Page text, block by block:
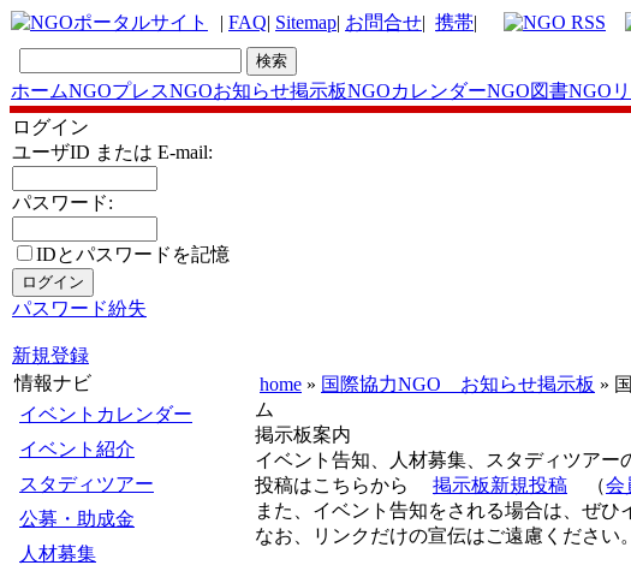
| FAQ| Sitemap| お問合せ| 携帯|
ホームNGOプレスNGOお知らせ掲示板NGOカレンダーNGO図書NGO
ログイン
ユーザID または E-mail:
パスワード:
IDとパスワードを記憶
パスワード紛失
新規登録
情報ナビ
イベントカレンダー
イベント紹介
スタディツアー
公募・助成金
人材募集
home » 国際協力NGO お知らせ掲示板 »
ム
掲示板案内
イベント告知、人材募集、スタディツア
投稿はこちらから 掲示板新規投稿 （会
また、イベント告知をされる場合は、ぜひ
なお、リンクだけの宣伝はご遠慮ください。